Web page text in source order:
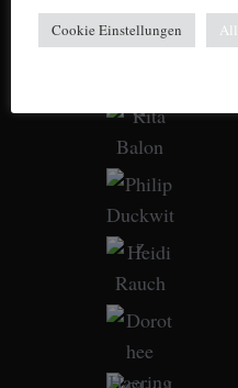
Cookie Einstellungen